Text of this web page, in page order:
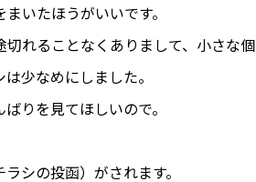
いたほうがいいです。
れることなくありまして、小さな個
少なめにしました。
りを見てほしいので。
シの投函）がされます。